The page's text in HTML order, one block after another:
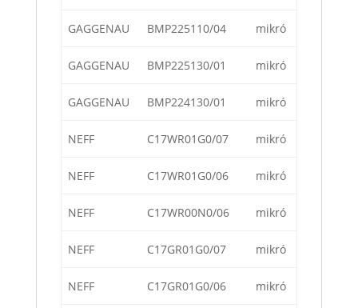
GAGGENAU BMP225110/04 mikró
GAGGENAU BMP225130/01 mikró
GAGGENAU BMP224130/01 mikró
NEFF C17WR01G0/07 mikró
NEFF C17WR01G0/06 mikró
NEFF C17WR00N0/06 mikró
NEFF C17GR01G0/07 mikró
NEFF C17GR01G0/06 mikró